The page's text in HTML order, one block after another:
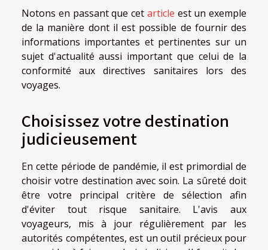
Notons en passant que cet article est un exemple
de la manière dont il est possible de fournir des
informations importantes et pertinentes sur un
sujet d'actualité aussi important que celui de la
conformité aux directives sanitaires lors des
voyages.
Choisissez votre destination
judicieusement
En cette période de pandémie, il est primordial de
choisir votre destination avec soin. La sûreté doit
être votre principal critère de sélection afin
d'éviter tout risque sanitaire. L'avis aux
voyageurs, mis à jour régulièrement par les
autorités compétentes, est un outil précieux pour